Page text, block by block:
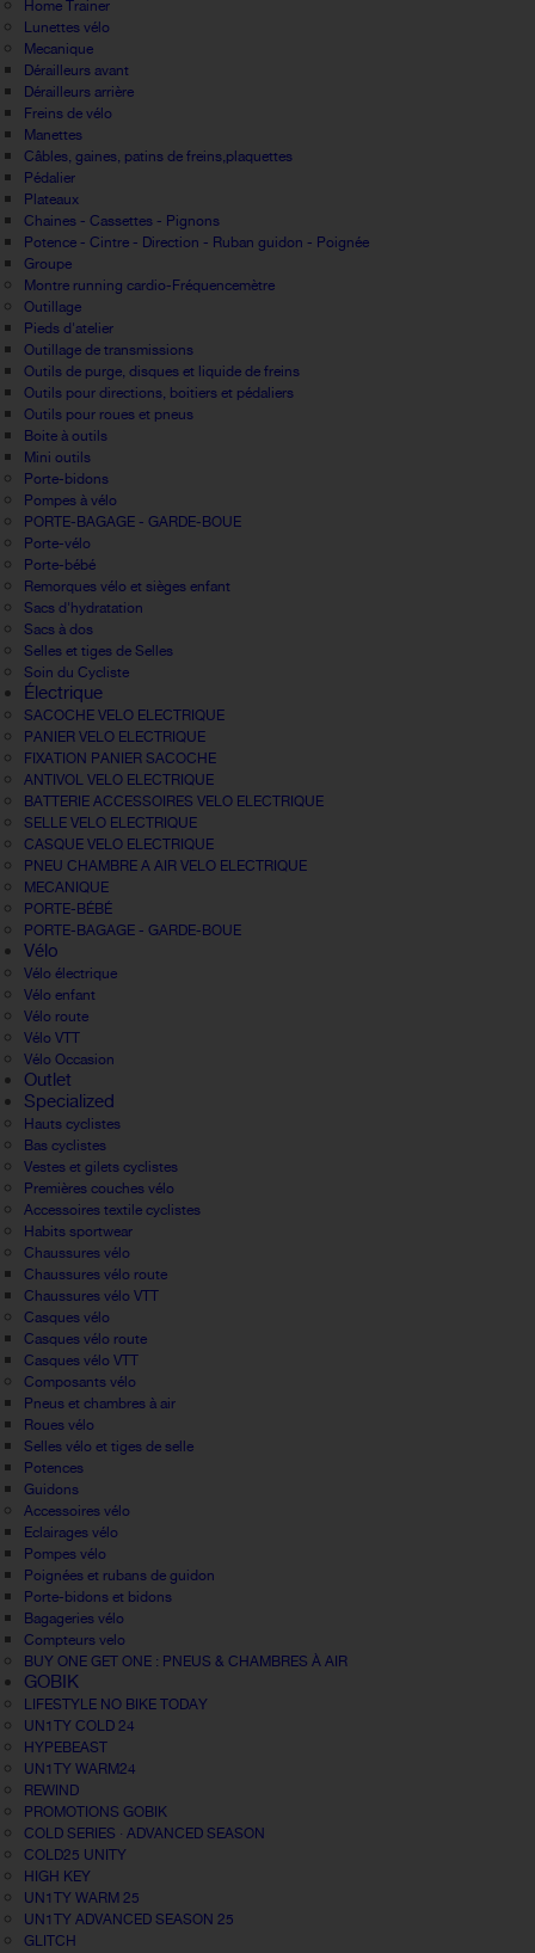
Home Trainer
Lunettes vélo
Mecanique
Dérailleurs avant
Dérailleurs arrière
Freins de vélo
Manettes
Câbles, gaines, patins de freins,plaquettes
Pédalier
Plateaux
Chaines - Cassettes - Pignons
Potence - Cintre - Direction - Ruban guidon - Poignée
Groupe
Montre running cardio-Fréquencemètre
Outillage
Pieds d'atelier
Outillage de transmissions
Outils de purge, disques et liquide de freins
Outils pour directions, boitiers et pédaliers
Outils pour roues et pneus
Boite à outils
Mini outils
Porte-bidons
Pompes à vélo
PORTE-BAGAGE - GARDE-BOUE
Porte-vélo
Porte-bébé
Remorques vélo et sièges enfant
Sacs d'hydratation
Sacs à dos
Selles et tiges de Selles
Soin du Cycliste
Électrique
SACOCHE VELO ELECTRIQUE
PANIER VELO ELECTRIQUE
FIXATION PANIER SACOCHE
ANTIVOL VELO ELECTRIQUE
BATTERIE ACCESSOIRES VELO ELECTRIQUE
SELLE VELO ELECTRIQUE
CASQUE VELO ELECTRIQUE
PNEU CHAMBRE A AIR VELO ELECTRIQUE
MECANIQUE
PORTE-BÉBÉ
PORTE-BAGAGE - GARDE-BOUE
Vélo
Vélo électrique
Vélo enfant
Vélo route
Vélo VTT
Vélo Occasion
Outlet
Specialized
Hauts cyclistes
Bas cyclistes
Vestes et gilets cyclistes
Premières couches vélo
Accessoires textile cyclistes
Habits sportwear
Chaussures vélo
Chaussures vélo route
Chaussures vélo VTT
Casques vélo
Casques vélo route
Casques vélo VTT
Composants vélo
Pneus et chambres à air
Roues vélo
Selles vélo et tiges de selle
Potences
Guidons
Accessoires vélo
Eclairages vélo
Pompes vélo
Poignées et rubans de guidon
Porte-bidons et bidons
Bagageries vélo
Compteurs velo
BUY ONE GET ONE : PNEUS & CHAMBRES À AIR
GOBIK
LIFESTYLE NO BIKE TODAY
UN1TY COLD 24
HYPEBEAST
UN1TY WARM24
REWIND
PROMOTIONS GOBIK
COLD SERIES · ADVANCED SEASON
COLD25 UNITY
HIGH KEY
UN1TY WARM 25
UN1TY ADVANCED SEASON 25
GLITCH